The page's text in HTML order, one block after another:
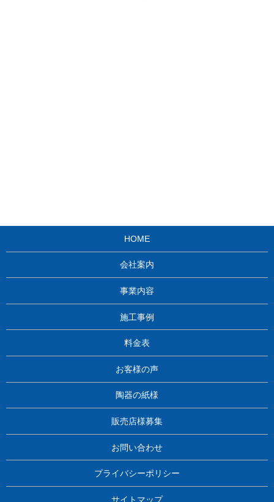
HOME
会社案内
事業内容
施工事例
料金表
お客様の声
陶器の紙様
販売店様募集
お問い合わせ
プライバシーポリシー
サイトマップ